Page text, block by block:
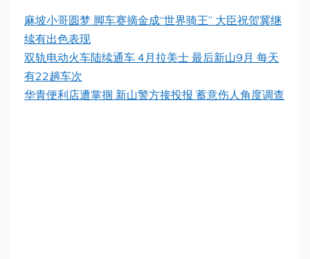
麻坡小哥圆梦 脚车赛摘金成“世界骑王” 大臣祝贺冀继
续有出色表现
双轨电动火车陆续通车 4月拉美士 最后新山9月 每天
有22趟车次
华青便利店遭掌掴 新山警方接投报 蓄意伤人角度调查